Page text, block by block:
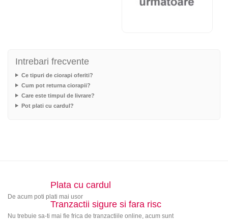
Intrebari frecvente
Ce tipuri de ciorapi oferiti?
Cum pot returna ciorapii?
Care este timpul de livrare?
Pot plati cu cardul?
Plata cu cardul
De acum poti plati mai usor
Tranzactii sigure si fara risc
Nu trebuie sa-ti mai fie frica de tranzactiile online, acum sunt